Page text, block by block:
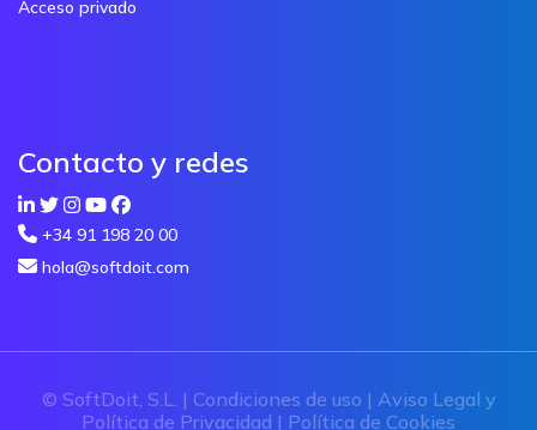
Acceso privado
Contacto y redes
+34 91 198 20 00
hola@softdoit.com
© SoftDoit, S.L. | Condiciones de uso | Aviso Legal y
Política de Privacidad | Política de Cookies